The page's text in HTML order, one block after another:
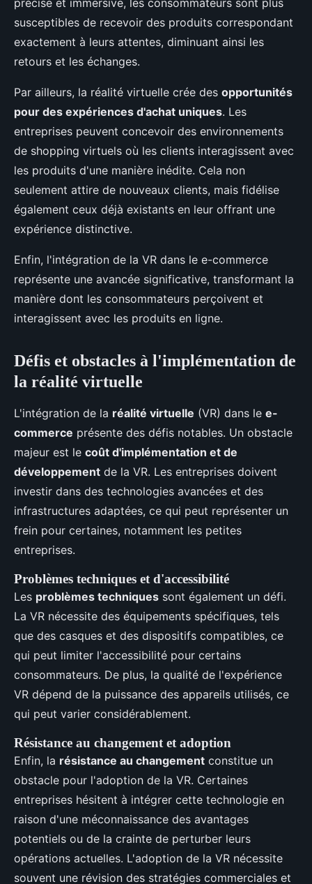
susceptibles de recevoir des produits correspondant
exactement à leurs attentes, diminuant ainsi les
retours et les échanges.
Par ailleurs, la réalité virtuelle crée des opportunités
pour des expériences d'achat uniques. Les
entreprises peuvent concevoir des environnements
de shopping virtuels où les clients interagissent avec
les produits d'une manière inédite. Cela non
seulement attire de nouveaux clients, mais fidélise
également ceux déjà existants en leur offrant une
expérience distinctive.
Enfin, l'intégration de la VR dans le e-commerce
représente une avancée significative, transformant la
manière dont les consommateurs perçoivent et
interagissent avec les produits en ligne.
Défis et obstacles à l'implémentation de
la réalité virtuelle
L'intégration de la réalité virtuelle (VR) dans le e-
commerce présente des défis notables. Un obstacle
majeur est le coût d'implémentation et de
développement de la VR. Les entreprises doivent
investir dans des technologies avancées et des
infrastructures adaptées, ce qui peut représenter un
frein pour certaines, notamment les petites
entreprises.
Problèmes techniques et d'accessibilité
Les problèmes techniques sont également un défi.
La VR nécessite des équipements spécifiques, tels
que des casques et des dispositifs compatibles, ce
qui peut limiter l'accessibilité pour certains
consommateurs. De plus, la qualité de l'expérience
VR dépend de la puissance des appareils utilisés, ce
qui peut varier considérablement.
Résistance au changement et adoption
Enfin, la résistance au changement constitue un
obstacle pour l'adoption de la VR. Certaines
entreprises hésitent à intégrer cette technologie en
raison d'une méconnaissance des avantages
potentiels ou de la crainte de perturber leurs
opérations actuelles. L'adoption de la VR nécessite
souvent une révision des stratégies commerciales et